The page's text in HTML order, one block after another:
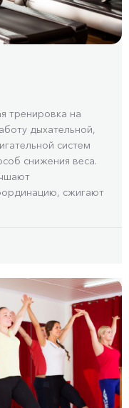
тренировка на
дыхательной,
систем
снижения веса.
сжигают